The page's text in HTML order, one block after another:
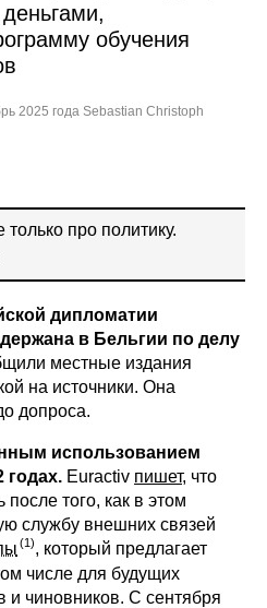
обучения
2025 года Sebastian Christoph
про политику.
дипломатии
в Бельгии по делу
местные издания
на источники. Она
допроса.
использованием
годах. Euractiv пишет, что
того, как в этом
службу внешних связей
, который предлагает
числе для будущих
и чиновников. С сентября